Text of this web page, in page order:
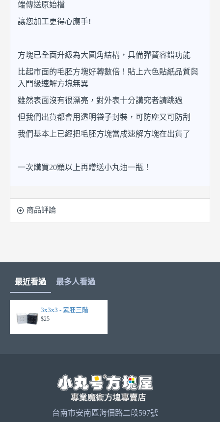
端傳送原始檔
讓您加工更得心應手!
方塊已全面升級為大圓角結構，具備彈簧容錯功能
比起市面的毛胚方塊好轉數倍！貼上六色貼紙品質與
入門級速解方塊無異
雖然表面沒有很漂亮，對外表十分講究者請跳過
但我們出貨都會用透明袋子封裝，可防塵又可防刮
我們基本上已經把毛胚方塊當成速解方塊在出貨了
一次購買20顆以上再贈送小丸油一瓶！
商品評論
最近看過 最多人看過
3x3x3 - 素胚三階
$25
台南市安南區海佃路二段597號